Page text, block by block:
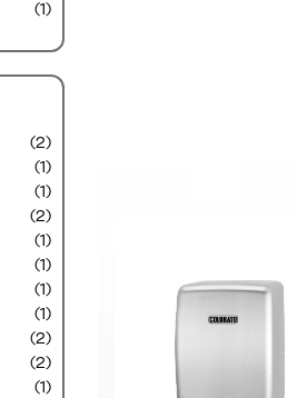
(1)
(2)
(1)
(1)
(2)
(1)
(1)
(1)
(1)
(2)
(2)
(1)